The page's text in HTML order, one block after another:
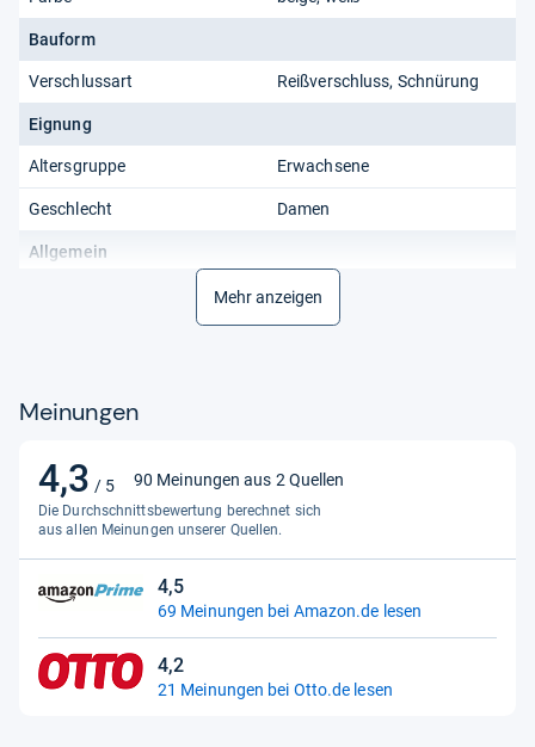
Bauform
Verschlussart Reißverschluss, Schnürung
Eignung
Altersgruppe Erwachsene
Geschlecht Damen
Allgemein
Sneaker Low
Innenfutter
Obermaterial
Funktionalitäten
Mehr anzeigen
Meinungen
4,3 / 5
4,3
von
5
Sternen
90 Meinungen aus 2 Quellen
Die Durchschnittsbewertung berechnet sich
aus allen Meinungen unserer Quellen.
4,5
4,5
von
Sternen
69 Meinungen bei Amazon.de lesen
4,2
4,2
von
21 Meinungen bei Otto.de lesen